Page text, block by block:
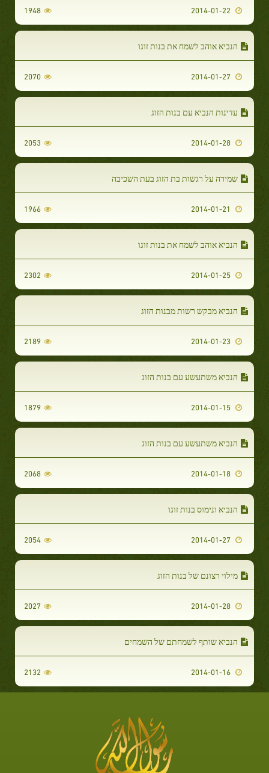
1948
הנביא אוהב לשמח את בנות זוגו
2070
עדינות הנביא עם בנות הזוג
2053
שמירה על רגשות בת הזוג בעת השכיבה
1966
הנביא אוהב לשמח את בנות זוגו
2302
הנביא מבקש רשות מבנות הזוג
2189
הנביא משתעשע עם בנות הזוג
1879
הנביא משתעשע עם בנות הזוג
2068
הנביא ונימוס בנות זוגו
2054
מילוי רצונם של בנות הזוג
2027
הנביא שותף לשמחתם של השמחים
2132